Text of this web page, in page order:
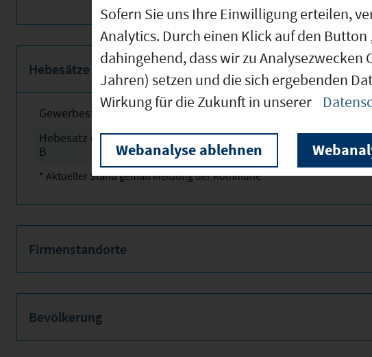
Hebesätze
Gewerbesteuerhebesatz
Hebesatz der Grundsteuer
B
2025 225 *
* Aktueller Stand gemäß Meldung der Kommune
Firmenstandorte
Bevölkerung
Sofern Sie uns Ihre Einwilligung erteilen,
Analytics. Durch einen Klick auf den
dahingehend, dass wir zu
Jahren) setzen und die sich ergebenden
Wirkung für die Zukunft in unserer
Webanalyse ablehnen